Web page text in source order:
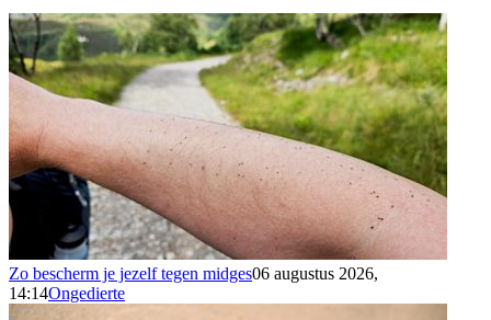
Zo bescherm je jezelf tegen midges06 augustus 2026,
14:14Ongedierte